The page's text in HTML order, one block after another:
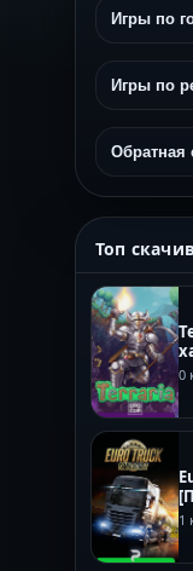
Игры по
Игры по
Обратная
Топ
0
1